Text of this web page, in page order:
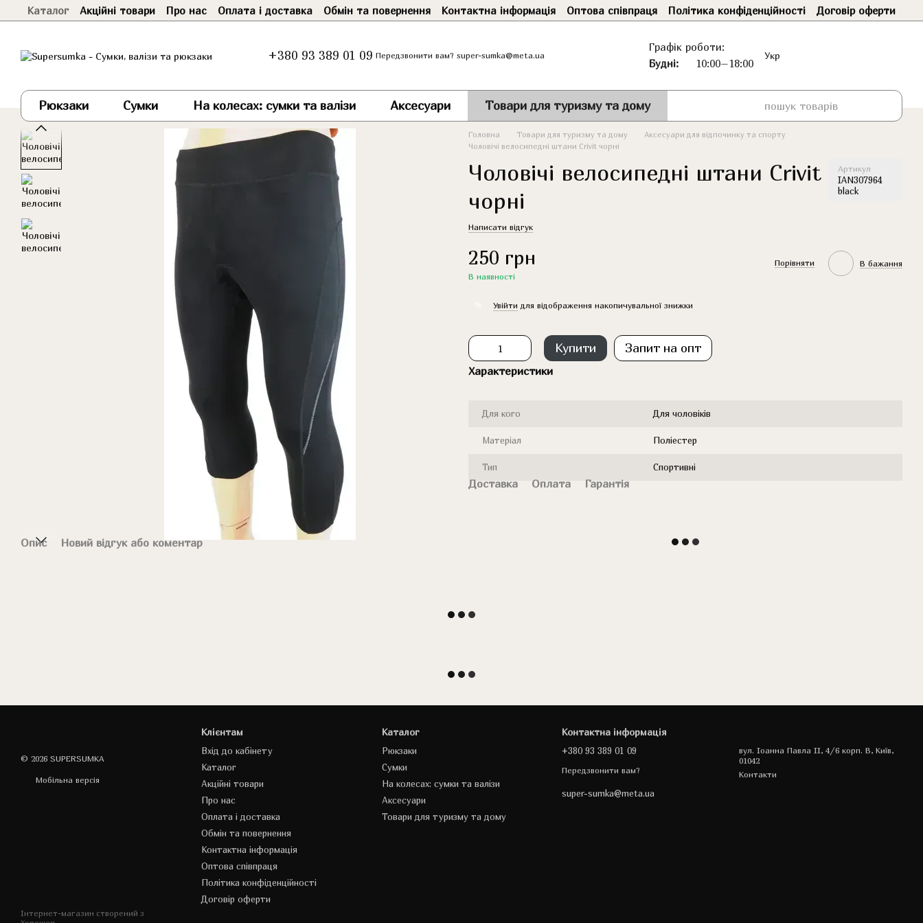
Перейти до основного контенту
Каталог Акційні товари Про нас Оплата і доставка Обмін та повернення Контактна інформація Оптова співпраця Політика конфіденційності Договір оферти
+380 93 389 01 09 Передзвонити вам? super-sumka@meta.ua
Графік роботи:
Будні:
10:00–18:00
Укр
Рюкзаки Сумки На колесах: сумки та валізи Аксесуари Товари для туризму та дому
Опис Новий відгук або коментар
Головна Товари для туризму та дому
Аксесуари для відпочинку та спорту
Чоловічі велосипедні штани Crivit чорні
Чоловічі велосипедні штани Crivit
чорні
Артикул
IAN307964
black
Написати відгук
250 грн
В наявності
Порівняти В бажання
Увійти для відображення накопичувальної знижки
Купити Запит на опт
Характеристики
Для кого Для чоловіків
Матеріал Поліестер
Тип Cпортивні
Доставка Оплата Гарантія
© 2026 SUPERSUMKA
Мобільна версія
Інтернет-магазин створений з
Клієнтам
Вхід до кабінету
Каталог
Акційні товари
Про нас
Оплата і доставка
Обмін та повернення
Контактна інформація
Оптова співпраця
Політика конфіденційності
Договір оферти
Каталог
Рюкзаки
Сумки
На колесах: сумки та валізи
Аксесуари
Товари для туризму та дому
Контактна інформація
+380 93 389 01 09
Передзвонити вам?
super-sumka@meta.ua
вул. Іоанна Павла II, 4/6 корп. В, Київ,
01042
Контакти